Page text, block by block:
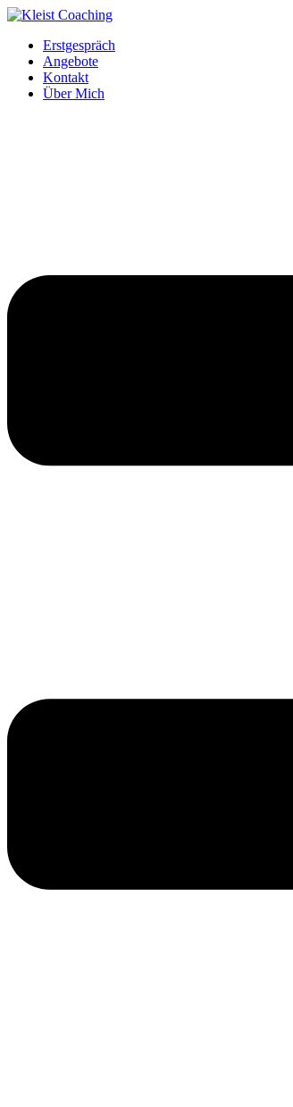
Erstgespräch
Angebote
Kontakt
Über Mich